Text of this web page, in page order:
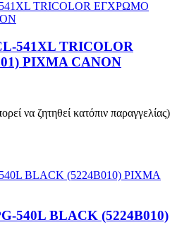
541XL TRICOLOR
PIXMA CANON
να ζητηθεί κατόπιν παραγγελίας)
540L BLACK (5224B010)